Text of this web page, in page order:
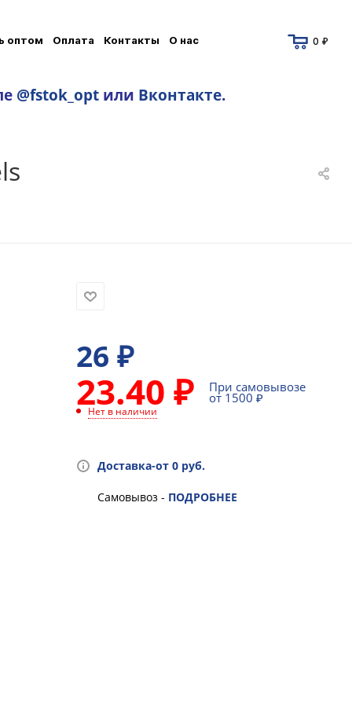
оптом Оплата Контакты О нас 0 ₽
@fstok_opt или Вконтакте.
26 ₽
23.40 ₽ При самовывозе
от 1500 ₽
Нет в наличии
Доставка-от 0 руб.
Самовывоз - ПОДРОБНЕЕ